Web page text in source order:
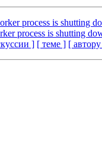
process is shutting
process is shutting
] [ теме ] [